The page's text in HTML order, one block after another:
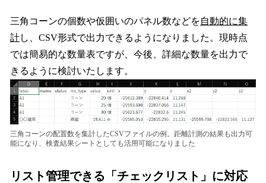
三角コーンの個数や仮囲いのパネル数などを自動的に集
計し、CSV形式で出力できるようになりました。現時点
では簡易的な数量表ですが、今後、詳細な数量を出力で
きるように検討いたします。
三角コーンの配置数を集計したCSVファイルの例。距離計測の結果も出力可
能になり、検査結果シートとしても活用可能になりました
リスト管理できる「チェックリスト」に対応